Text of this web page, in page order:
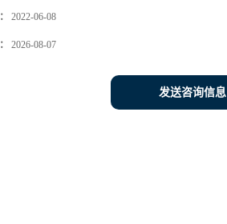
2022-06-08
2026-08-07
发送咨询信息